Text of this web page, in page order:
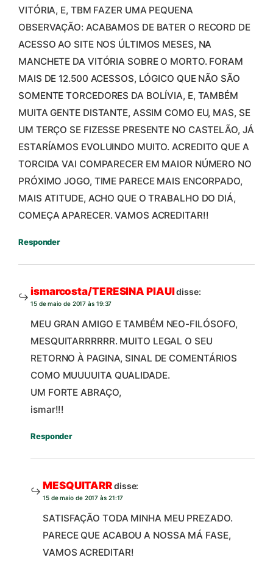
VITÓRIA, E, TBM FAZER UMA PEQUENA
OBSERVAÇÃO: ACABAMOS DE BATER O RECORD DE
ACESSO AO SITE NOS ÚLTIMOS MESES, NA
MANCHETE DA VITÓRIA SOBRE O MORTO. FORAM
MAIS DE 12.500 ACESSOS, LÓGICO QUE NÃO SÃO
SOMENTE TORCEDORES DA BOLÍVIA, E, TAMBÉM
MUITA GENTE DISTANTE, ASSIM COMO EU, MAS, SE
UM TERÇO SE FIZESSE PRESENTE NO CASTELÃO, JÁ
ESTARÍAMOS EVOLUINDO MUITO. ACREDITO QUE A
TORCIDA VAI COMPARECER EM MAIOR NÚMERO NO
PRÓXIMO JOGO, TIME PARECE MAIS ENCORPADO,
MAIS ATITUDE, ACHO QUE O TRABALHO DO DIÁ,
COMEÇA APARECER. VAMOS ACREDITAR!!
Responder
ismarcosta/TERESINA PIAUIdisse:
15 de maio de 2017 às 19:37
MEU GRAN AMIGO E TAMBÉM NEO-FILÓSOFO,
MESQUITARRRRRR. MUITO LEGAL O SEU
RETORNO À PAGINA, SINAL DE COMENTÁRIOS
COMO MUUUUITA QUALIDADE.
UM FORTE ABRAÇO,
ismar!!!
Responder
MESQUITARRdisse:
15 de maio de 2017 às 21:17
SATISFAÇÃO TODA MINHA MEU PREZADO.
PARECE QUE ACABOU A NOSSA MÁ FASE,
VAMOS ACREDITAR!